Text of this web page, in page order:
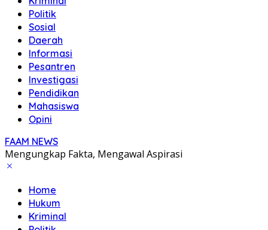
Politik
Sosial
Daerah
Informasi
Pesantren
Investigasi
Pendidikan
Mahasiswa
Opini
FAAM NEWS
Mengungkap Fakta, Mengawal Aspirasi
Home
Hukum
Kriminal